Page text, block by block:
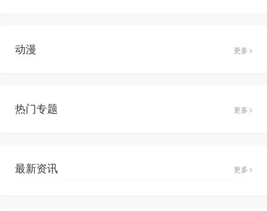
动漫 更多
热门专题 更多
最新资讯 更多